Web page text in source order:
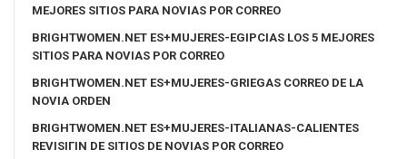
MEJORES SITIOS PARA NOVIAS POR CORREO
BRIGHTWOMEN.NET ES+MUJERES-EGIPCIAS LOS 5 MEJORES
SITIOS PARA NOVIAS POR CORREO
BRIGHTWOMEN.NET ES+MUJERES-GRIEGAS CORREO DE LA
NOVIA ORDEN
BRIGHTWOMEN.NET ES+MUJERES-ITALIANAS-CALIENTES
REVISIГІN DE SITIOS DE NOVIAS POR CORREO